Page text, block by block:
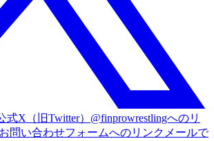
式X（旧Twitter）@finprowrestlingへのリ
お問い合わせフォームへのリンク メールで